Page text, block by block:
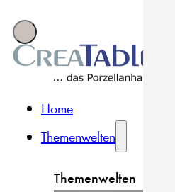
Home
Themenwelten
Themenwelten